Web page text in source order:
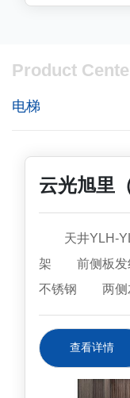
Product
电梯
云光旭里
天井YLH-YL
架 前侧板发
不锈钢 两侧
（KB19），中
+镜面饰条 右
（KB19），
侧板彩纹钢板
查看详情